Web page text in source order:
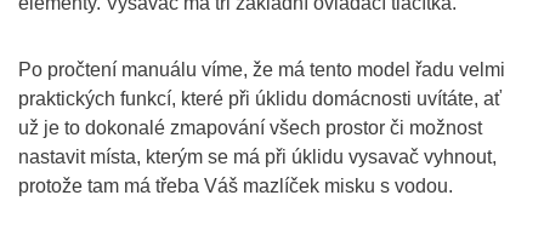
Po pročtení manuálu víme, že má tento model řadu velmi
praktických funkcí, které při úklidu domácnosti uvítáte, ať
už je to dokonalé zmapování všech prostor či možnost
nastavit místa, kterým se má při úklidu vysavač vyhnout,
protože tam má třeba Váš mazlíček misku s vodou.